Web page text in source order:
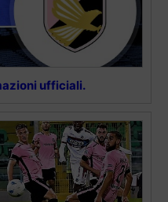
ufficiali.